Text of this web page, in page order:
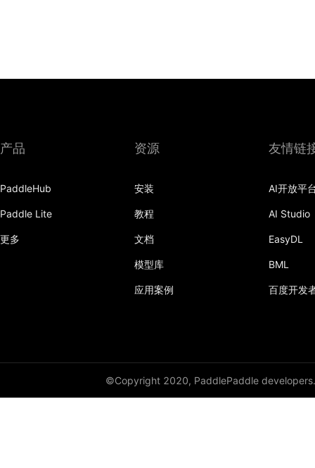
产品
PaddleHub
Paddle Lite
更多
资源
安装
教程
文档
模型库
应用案例
友情链
AI开放平
AI Studio
EasyDL
BML
百度开发
©Copyright 2020, PaddlePaddle developers.